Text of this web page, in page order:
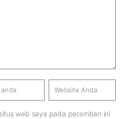
web saya pada peramban ini